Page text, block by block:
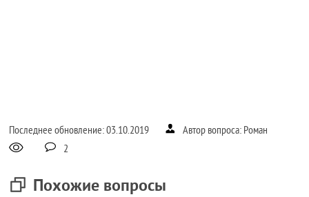
Последнее обновление: 03.10.2019
Автор вопроса: Роман
2
Похожие вопросы